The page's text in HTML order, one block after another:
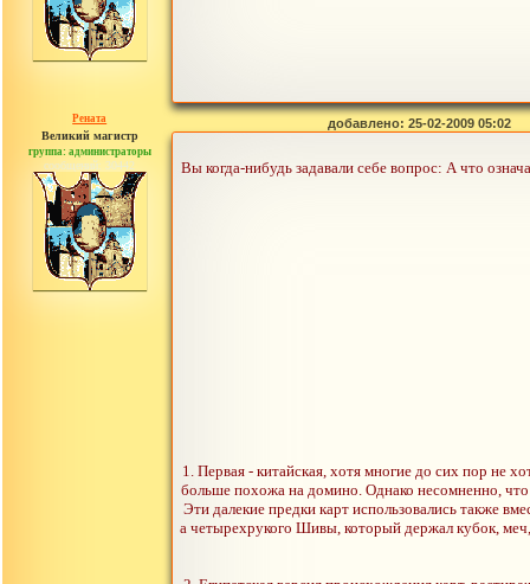
Рената
Великий магистр
группа: администраторы
сообщений: 30442
добавлено: 25-02-2009 05:02
Вы когда-нибудь задавали себе вопрос: А что
1. Первая - китайская, хотя многие до сих пор не
больше похожа на домино. Однако несомненно, что
Эти далекие предки карт использовались также
а четырехрукого Шивы, который держал кубок,